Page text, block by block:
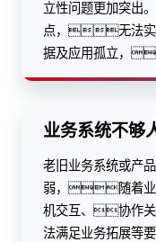
立性问题更加突出
点，无法实
据及应用孤立，
业务系统不够
老旧业务系统或产
弱，随着业
机交互、协作
法满足业务拓展